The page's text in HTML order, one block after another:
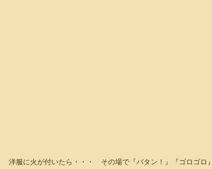
洋服に火が付いたら・・・　その場で『バタン！』『ゴロゴロ』